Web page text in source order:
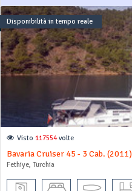
Disponibilità in tempo reale
Visto 117554volte
Bavaria Cruiser 45 - 3 Cab. (2011)
Fethiye, Turchia